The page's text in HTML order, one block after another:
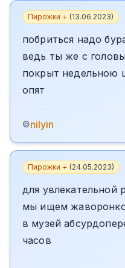
Пирожки + (13.06.2023)
побриться надо
ведь ты же с
покрыт недельною
опят
©nilyin
Пирожки + (24.05.2023)
для увлекательной
мы ищем
в музей
часов